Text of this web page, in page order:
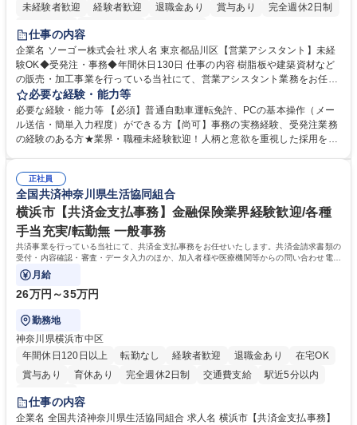
未経験者歓迎
経験者歓迎 退職金あり 賞与あり
完全週休2日制
交通費支給
仕事の内容
企業名 ソーゴー株式会社 求人名 東京都品川区【営業アシスタント】未経
験OK◆受発注・事務◆年間休日130日 仕事の内容 樹脂板や建築資材など
の販売・加工事業を行っている当社にて、営業アシスタント業務をお任せ
いたします。注文対応やWebデータの出力、各所への発注・加工依頼のほ
か、電話・メール対応等の事務業務を担当します。 ■受注・発注業務：FA
Xによる注文対応、Web発注データのプリントアウト、各仕入先・協力会
社への発注および加工依頼等 ■納品書・請求書の作成および発送手配 ■商
当社の指定する業務 募集職種 東京都品川区【営業アシスタント】未経験O
K◆受発注・事務◆年間休日130日
必要な経験・能力等
必要な経験・能力等 【必須】普通自動車運転免許、PCの基本操作（メー
ル送信・簡単入力程度）ができる方【尚可】事務の実務経験、受発注業務
の経験のある方★業界・職種未経験歓迎！人柄と意欲を重視した採用を行
変化に臨機応変かつ柔軟に対応できる方、約束を守り正確に作業を進めら
れる方を求めています。高度なPCスキルや関数知識は一切不要です。丁
寧な指導体制が整っているため、安心してお仕事をスタートしていただけ
ます。 学歴・資格 学歴：大学院 大学 高専 短大 専修学校 高校 語学力：
資格：
正社員
全国共済神奈川県生活協同組合
横浜市【共済金支払事務】金融保険業界経験歓迎/各種
手当充実/転勤無 一般事務
共済事業を行っている当社にて、共済金支払事務をお任せいたします。共済金請求書類の
受付・内容確認・審査・データ入力のほか、加入者様や医療機関等からの問い合わせ電話
対応や書類発送等を担当します。
月給
26万円～35万円
勤務地
神奈川県横浜市中区
年間休日120日以上
転勤なし 経験者歓迎 退職金あり
在宅OK
賞与あり
育休あり 完全週休2日制 交通費支給
駅近5分以内
土日祝休み
仕事の内容
企業名 全国共済神奈川県生活協同組合 求人名 横浜市【共済金支払事務】